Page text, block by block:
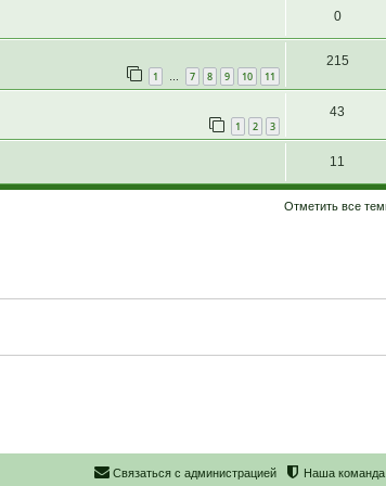
0
1 … 7 8 9 10 11
215
1 2 3
43
11
Отметить все
Наша команда
Связаться с администрацией